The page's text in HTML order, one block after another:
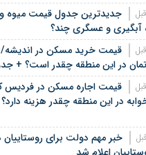
جدیدترین جدول قیمت میوه و
آبگیری و عسگری چند؟
قیمت خرید مسکن در اندیشه/
در این منطقه چقدر است؟ +
قیمت اجاره مسکن در فردیس
۲ خوابه در این منطقه چقدر هزینه